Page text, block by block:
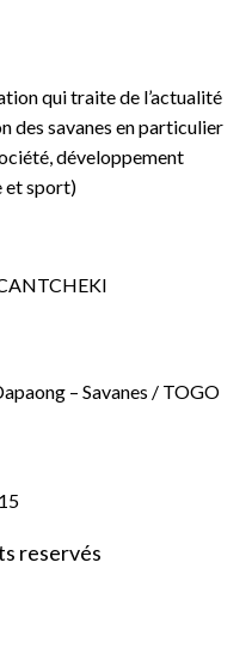
qui traite de l’actualité
des savanes en particulier
développement
et sport)
– Savanes / TOGO
reservés